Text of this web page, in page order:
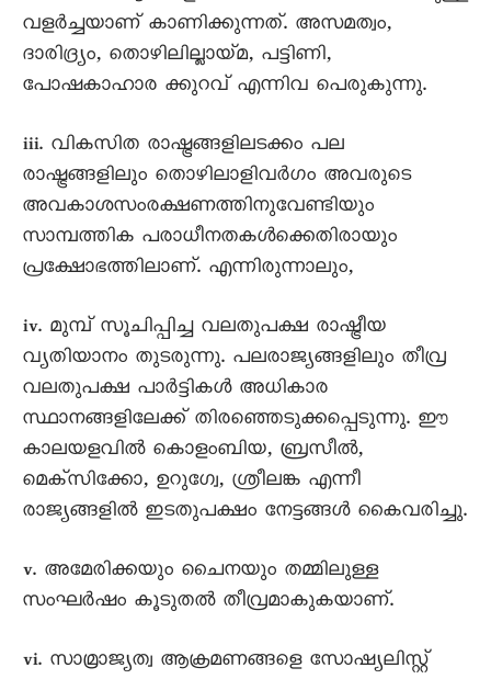
വളർച്ചയാണ് കാണിക്കുന്നത്. അസമത്വം,
ദാരിദ്ര്യം, തൊഴിലില്ലായ്മ, പട്ടിണി,
പോഷകാഹാര ക്കുറവ് എന്നിവ പെരുകുന്നു.
iii. വികസിത രാഷ്ട്രങ്ങളിലടക്കം പല
രാഷ്ട്രങ്ങളിലും തൊഴിലാളിവർഗം അവരുടെ
അവകാശസംരക്ഷണത്തിനുവേണ്ടിയും
സാമ്പത്തിക പരാധീനതകൾക്കെതിരായും
പ്രക്ഷോഭത്തിലാണ്. എന്നിരുന്നാലും,
iv. മുമ്പ് സൂചിപ്പിച്ച വലതുപക്ഷ രാഷ്ട്രീയ
വ്യതിയാനം തുടരുന്നു. പലരാജ്യങ്ങളിലും തീവ്ര
വലതുപക്ഷ പാർട്ടികൾ അധികാര
സ്ഥാനങ്ങളിലേക്ക് തിരഞ്ഞെടുക്കപ്പെടുന്നു. ഈ
കാലയളവിൽ കൊളംബിയ, ബ്രസീൽ,
മെക്സിക്കോ, ഉറുഗ്വേ, ശ്രീലങ്ക എന്നീ
രാജ്യങ്ങളിൽ ഇടതുപക്ഷം നേട്ടങ്ങൾ കൈവരിച്ചു.
v. അമേരിക്കയും ചൈനയും തമ്മിലുള്ള
സംഘർഷം കൂടുതൽ തീവ്രമാകുകയാണ്.
vi. സാമ്രാജ്യത്വ ആക്രമണങ്ങളെ സോഷ്യലിസ്റ്റ്